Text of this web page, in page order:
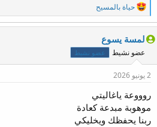
ا
ل
ت
ا
ع
ا
ت
حياة بالمسيح
لمسة يسوع
عضو نشيط عضو نشيط
2 يونيو 2026
روووعة ياغاليتي
موهوبة مبدعة كعادة
ربنا يحفظك ويخليكي